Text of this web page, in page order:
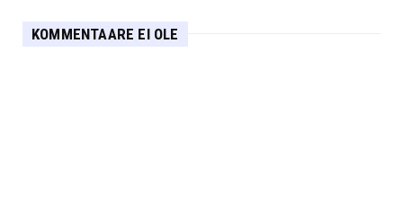
KOMMENTAARE EI OLE